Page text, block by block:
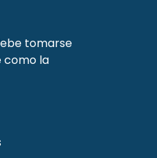
tomarse
como la